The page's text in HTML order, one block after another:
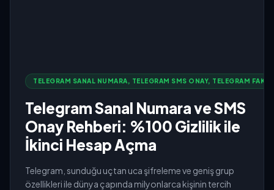
TELEGRAM SANAL NUMARA, TELEGRAM SMS ONAY, TELEGRAM
Telegram Sanal Numara ve SMS
Onay Rehberi: %100 Gizlilik ile
İkinci Hesap Açma
Telegram, sunduğu uçtan uca şifreleme ve geniş grup
özellikleri ile dünya çapında milyonlarca kişinin tercih